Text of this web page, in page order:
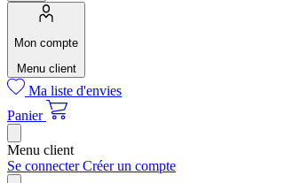
Mon compte
Menu client
Ma liste d'envies
Panier
Menu client
Se connecterCréer un compte